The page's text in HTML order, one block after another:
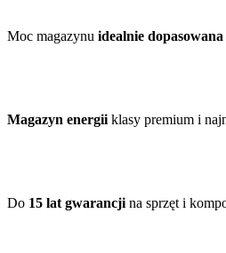
Moc magazynu idealnie dopasowana
Magazyn energii klasy premium i
Do 15 lat gwarancji na sprzęt i